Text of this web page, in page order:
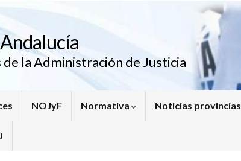
la Administración de Justicia
NOJyF Normativa Noticias provincias